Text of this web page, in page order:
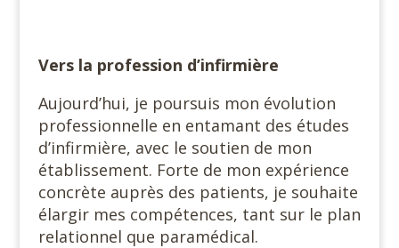
Vers la profession d’infirmière
Aujourd’hui, je poursuis mon évolution
professionnelle en entamant des études
d’infirmière, avec le soutien de mon
établissement. Forte de mon expérience
concrète auprès des patients, je souhaite
élargir mes compétences, tant sur le plan
relationnel que paramédical.